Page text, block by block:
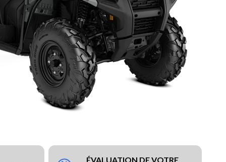
ÉVALUATION DE VOTRE